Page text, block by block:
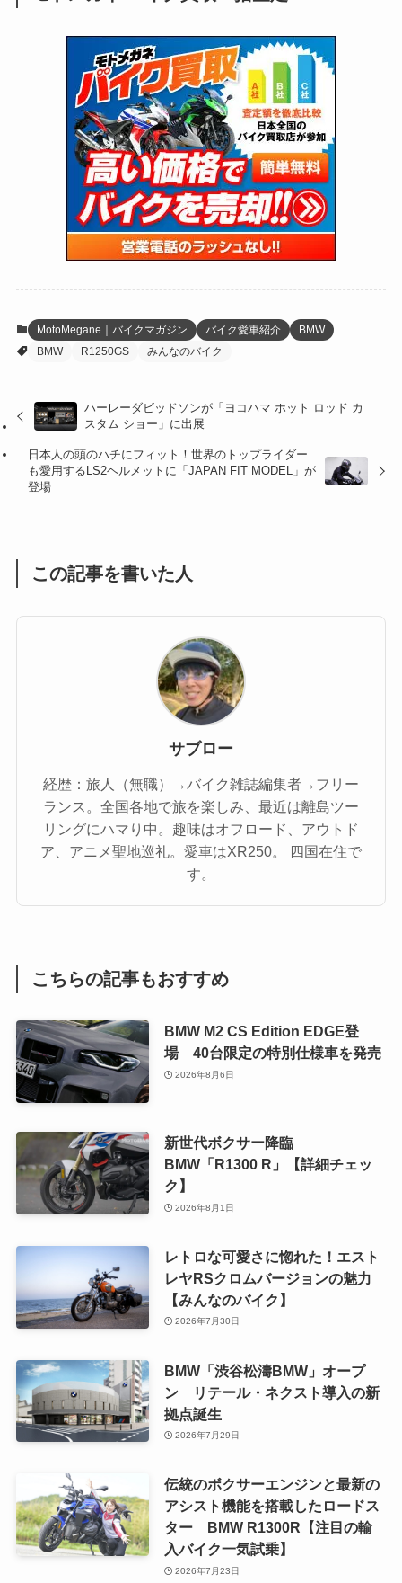
(31)
(51)
(34)
(5)
(12)
(63)
(109)
(24)
(16)
(25)
(24)
(47)
(15)
(5)
(64)
(16)
(62)
(4)
(6)
(17)
(5)
(27)
(249)
(12)
(131)
(38)
(131)
(167)
(85)
(21)
(61)
(171)
(98)
(13)
(60)
(274)
(171)
(38)
(47)
(59)
(41)
(47)
(1)
(66)
(16)
(141)
(255)
(204)
(1,141)
(166)
(23)
(33)
(34)
(35)
(41)
(415)
(16)
(73) (126)
(170)
(171)
(118)
(27)
(1,605)
(147)
(13)
(19)
(12)
(16)
(4)
(16)
(1)
MotoMegane｜バイクマガジン バイク愛車紹介
BMW
BMW
R1250GS みんなのバイク
ハーレーダビッドソンが「ヨコハマ ホット ロッド カ
スタム ショー」に出展
日本人の頭のハチにフィット！世界のトップライダー
も愛用するLS2ヘルメットに「JAPAN FIT MODEL」が
登場
この記事を書いた人
サブロー
経歴：旅人（無職）→バイク雑誌編集者→フリー
ランス。全国各地で旅を楽しみ、最近は離島ツー
リングにハマり中。趣味はオフロード、アウトド
ア、アニメ聖地巡礼。愛車はXR250。 四国在住で
す。
こちらの記事もおすすめ
BMW M2 CS Edition EDGE登
場 40台限定の特別仕様車を発売
2026年8月6日
新世代ボクサー降臨
BMW「R1300 R」【詳細チェッ
ク】
2026年8月1日
レトロな可愛さに惚れた！エスト
レヤRSクロムバージョンの魅力
【みんなのバイク】
2026年7月30日
BMW「渋谷松濤BMW」オープ
ン リテール・ネクスト導入の新
拠点誕生
2026年7月29日
伝統のボクサーエンジンと最新の
アシスト機能を搭載したロードス
ター BMW R1300R【注目の輸
入バイク一気試乗】
2026年7月23日